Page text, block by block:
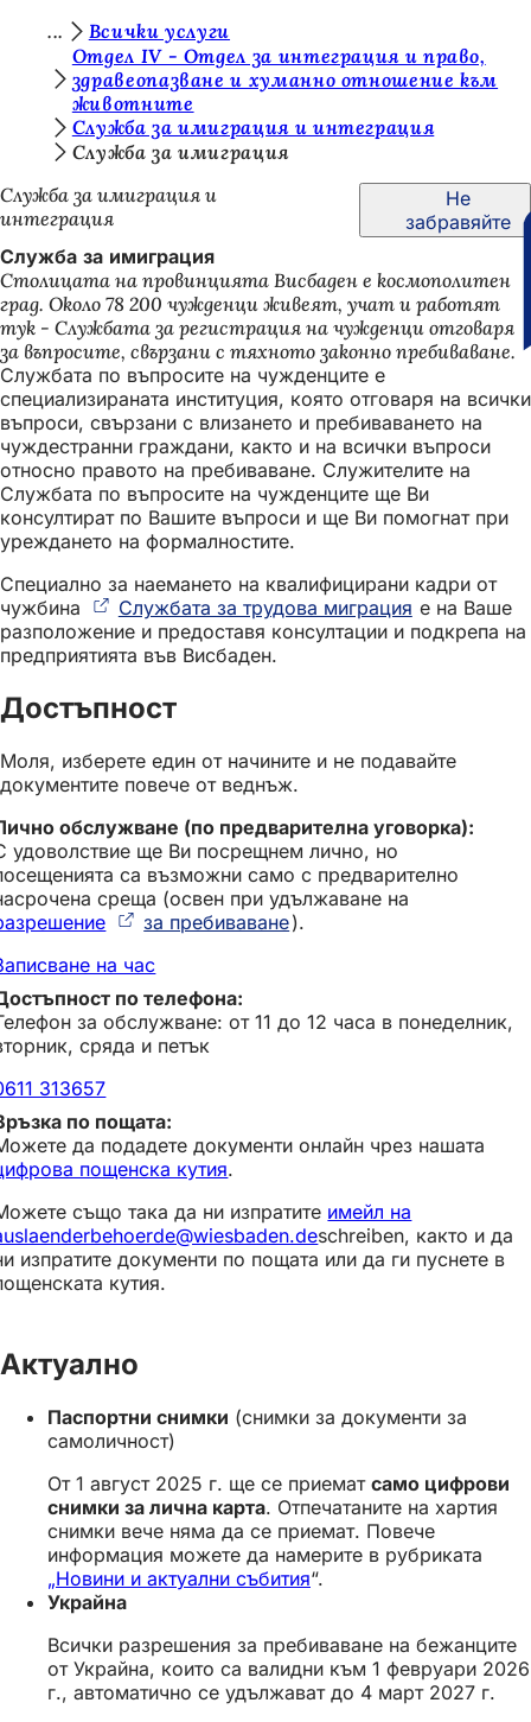
Преминаване към съдържанието
т
е
т
у
к
:
Всички услуги
Отдел IV - Отдел за интеграция и право,
здравеопазване и хуманно отношение към
животните
Служба за имиграция и интеграция
Служба за имиграция
Служба за имиграция и
интеграция
Не
забравяйте
Служба за имиграция
Столицата на провинцията Висбаден е космополитен
град. Около 78 200 чужденци живеят, учат и работят
тук - Службата за регистрация на чужденци отговаря
за въпросите, свързани с тяхното законно пребиваване.
Службата по въпросите на чужденците е
специализираната институция, която отговаря на всички
въпроси, свързани с влизането и пребиваването на
чуждестранни граждани, както и на всички въпроси
относно правото на пребиваване. Служителите на
Службата по въпросите на чужденците ще Ви
консултират по Вашите въпроси и ще Ви помогнат при
уреждането на формалностите.
Специално за наемането на квалифицирани кадри от
чужбина
Службата за трудова миграция (Отваря
се
е на Ваше
разположение и предоставя консултации и подкрепа на
предприятията във Висбаден.
Достъпност
Моля, изберете един от начините и не подавайте
документите повече от веднъж.
удоволствие ще Ви посрещнем лично, но
са възможни само с предварително
среща (освен при удължаване на
за пребиваване(
а
в
н
в
р
а
).
на час
за обслужване: от 11 до 12 часа в понеделник,
сряда и петък
313657
да подадете документи онлайн чрез нашата
пощенска кутия.
също така да ни изпратите имейл на
schreiben, както и да
изпратите документи по пощата или да ги пуснете в
кутия.
Актуално
Паспортни снимки (снимки за документи за
самоличност)
От 1 август 2025 г. ще се приемат само цифрови
снимки за лична карта. Отпечатаните на хартия
снимки вече няма да се приемат. Повече
информация можете да намерите в рубриката
„Новини и актуални събития“.
Украйна
Всички разрешения за пребиваване на бежанците
от Украйна, които са валидни към 1 февруари 2026
г., автоматично се удължават до 4 март 2027 г.